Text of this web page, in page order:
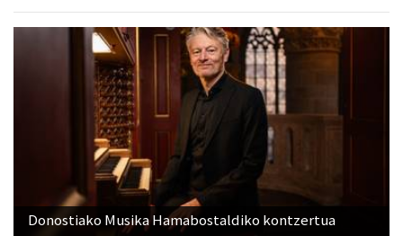
Donostiako Musika Hamabostaldiko kontzertua